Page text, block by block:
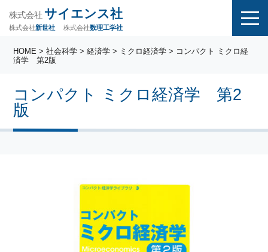
株式会社 サイエンス社
株式会社新世社 株式会社数理工学社
コンパクト ミクロ経済学 第2
版
HOME >社会科学 >経済学 > ミクロ経済学 > コンパクト ミクロ経
済学 第2版